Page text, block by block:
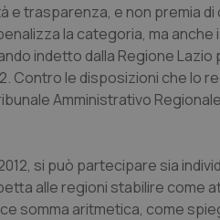
trasparenza, e non premia
la categoria, ma anche
indetto dalla Regione Lazio
Contro le disposizioni che lo
Amministrativo
si può partecipare sia
alle regioni stabilire come
somma aritmetica, come